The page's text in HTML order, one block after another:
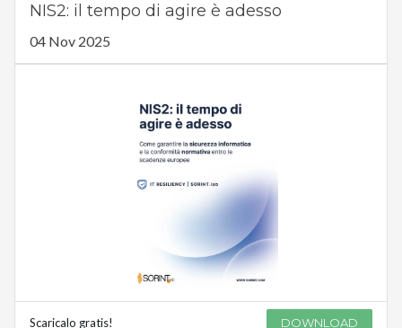
NIS2: il tempo di agire è adesso
04 Nov 2025
Scaricalo gratis! DOWNLOAD